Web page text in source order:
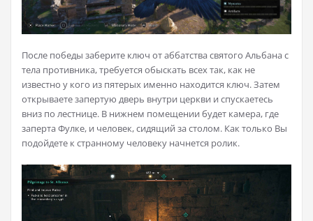
После победы заберите ключ от аббатства святого Альбана с
тела противника, требуется обыскать всех так, как не
известно у кого из пятерых именно находится ключ. Затем
открываете запертую дверь внутри церкви и спускаетесь
вниз по лестнице. В нижнем помещении будет камера, где
заперта Фулке, и человек, сидящий за столом. Как только Вы
подойдете к странному человеку начнется ролик.